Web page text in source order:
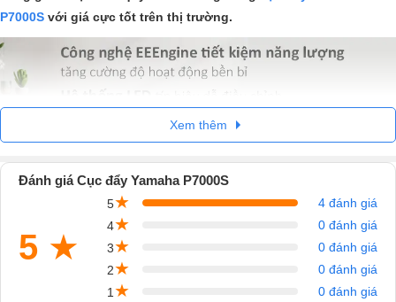
P7000S với giá cực tốt trên thị trường.
Cục đẩy Yamaha P7000S là cục đẩy
Xem thêm
Đánh giá Cục đẩy Yamaha P7000S
5 ★
5★
4 đánh giá
4★
0 đánh giá
3★
0 đánh giá
2★
0 đánh giá
1 ★ 0 đánh giá